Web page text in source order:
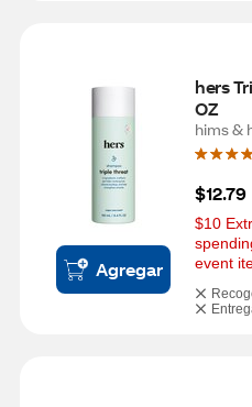
Agregar
hers
OZ
hims &
$12.79
$10
event